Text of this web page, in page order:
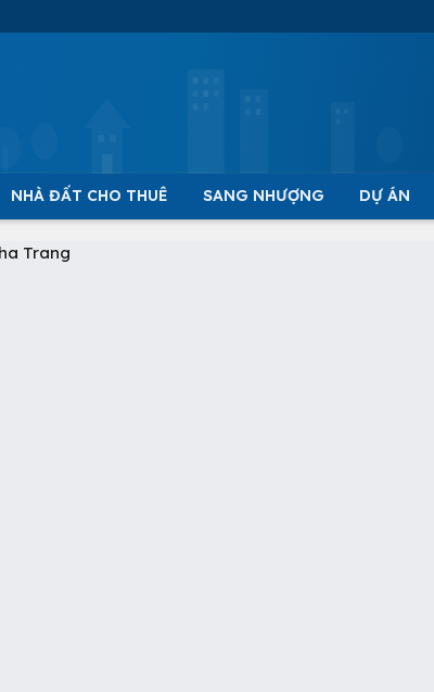
NHÀ ĐẤT CHO THUÊ SANG NHƯỢNG DỰ ÁN